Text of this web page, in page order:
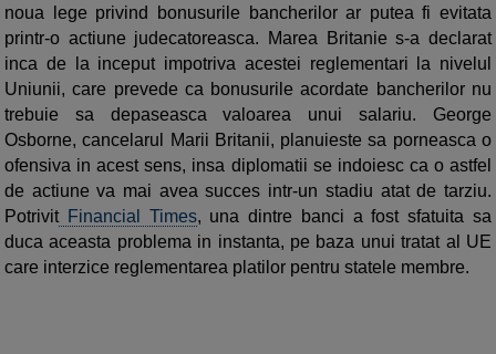
noua lege privind bonusurile bancherilor ar putea fi evitata
printr-o actiune judecatoreasca. Marea Britanie s-a declarat
inca de la inceput impotriva acestei reglementari la nivelul
Uniunii, care prevede ca bonusurile acordate bancherilor nu
trebuie sa depaseasca valoarea unui salariu. George
Osborne, cancelarul Marii Britanii, planuieste sa porneasca o
ofensiva in acest sens, insa diplomatii se indoiesc ca o astfel
de actiune va mai avea succes intr-un stadiu atat de tarziu.
PotrivitFinancial Times, una dintre banci a fost sfatuita sa
duca aceasta problema in instanta, pe baza unui tratat al UE
care interzice reglementarea platilor pentru statele membre.